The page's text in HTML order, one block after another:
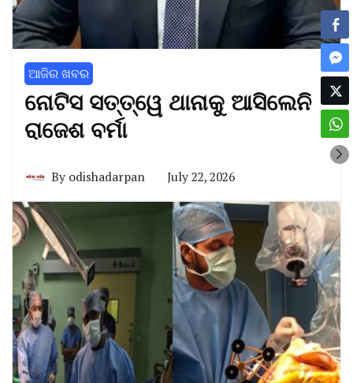
ଆଜିର ଖବର
ନୋଟିସ ସତ୍ତ୍ୱେ ଥାନାକୁ ଆସିଲେନି
ରାଜେଶ ବର୍ମା
By odishadarpan July 22, 2026